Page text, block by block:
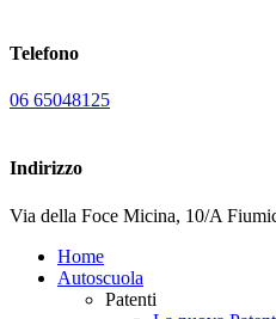
Telefono
06 65048125
Indirizzo
Via della Foce Micina, 10/A
Home
Autoscuola
Patenti